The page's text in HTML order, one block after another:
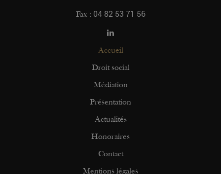
Fax : 04 82 53 71 56
Accueil
Droit social
Médiation
Présentation
Actualités
Honoraires
Contact
Mentions légales